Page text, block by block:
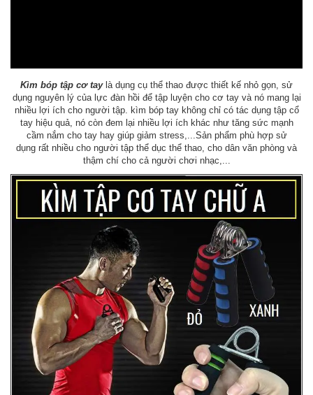
Kìm bóp tập cơ taylà dụng cụ thể thao được thiết kế nhỏ gọn, sử
dụng nguyên lý của lực đàn hồi để tập luyện cho cơ tay và nó mang lại
nhiều lợi ích cho người tập. kìm bóp tay không chỉ có tác dụng tập cổ
tay hiệu quả, nó còn đem lại nhiều lợi ích khác như tăng sức mạnh
cầm nắm cho tay hay giúp giảm stress,...Sản phẩm phù hợp sử
dụng rất nhiều cho người tập thể dục thể thao, cho dân văn phòng và
thậm chí cho cả người chơi nhạc,...